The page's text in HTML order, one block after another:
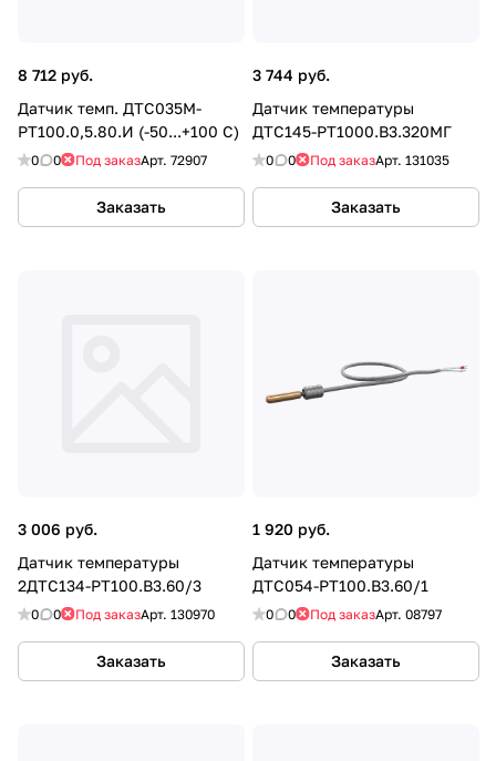
8 712 руб.
Датчик темп. ДТС035М-
РТ100.0,5.80.И (-50...+100 С)
0 0 Под заказАрт. 72907
Заказать
3 744 руб.
Датчик температуры
ДТС145-РТ1000.В3.320МГ
0 0 Под заказАрт. 131035
Заказать
3 006 руб.
Датчик температуры
2ДТС134-РТ100.В3.60/3
0 0 Под заказАрт. 130970
Заказать
1 920 руб.
Датчик температуры
ДТС054-РТ100.В3.60/1
0 0 Под заказАрт. 08797
Заказать